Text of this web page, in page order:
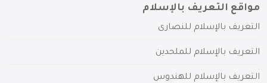
مواقع التعريف بالإسلام
التعريف بالإسلام للنصارى
التعريف بالإسلام للملحدين
التعريف بالإسلام للهندوس